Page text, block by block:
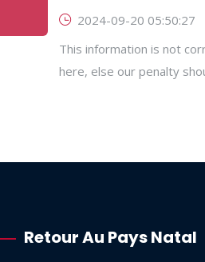
2024-09-20 05:50:27
This information is not
here, else our penalty
Retour Au Pays Natal